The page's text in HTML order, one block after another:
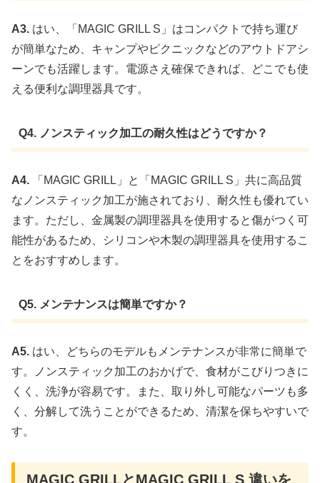
A3. はい、「MAGIC GRILL S」はコンパクトで持ち運び
が簡単なため、キャンプやピクニックなどのアウトドアシ
ーンでも活躍します。電源さえ確保できれば、どこでも使
える便利な調理器具です。
Q4. ノンスティック加工の耐久性はどうですか？
A4. 「MAGIC GRILL」と「MAGIC GRILL S」共に高品質
なノンスティック加工が施されており、耐久性も優れてい
ます。ただし、金属製の調理器具を使用すると傷がつく可
能性があるため、シリコンや木製の調理器具を使用するこ
とをおすすめします。
Q5. メンテナンスは簡単ですか？
A5. はい、どちらのモデルもメンテナンスが非常に簡単で
す。ノンスティック加工のおかげで、食材がこびりつきに
くく、洗浄が容易です。また、取り外し可能なパーツも多
く、分解して洗うことができるため、清潔を保ちやすいで
す。
MAGIC GRILLとMAGIC GRILL S 違いを